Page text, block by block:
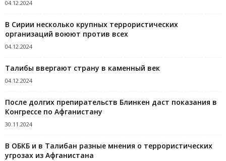
04.12.2024
В Сирии несколько крупных террористических
организаций воюют против всех
04.12.2024
Талибы ввергают страну в каменный век
04.12.2024
После долгих препирательств Блинкен даст показания в
Конгрессе по Афганистану
30.11.2024
В ОБКБ и в Талибан разные мнения о террористических
угрозах из Афганистана